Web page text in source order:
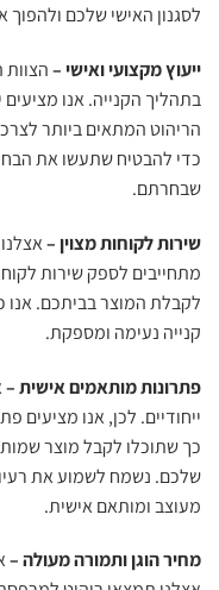
לסגנון האישי שלכם
ייעוץ מקצועי ואישי –
בתהליך הקנייה. אנו מציעים
הריהוט המתאים ביותר
כדי להבטיח שתעשו את
שבחרתם.
שירות לקוחות מצוין –
מתחייבים לספק שירות
לקבלת המוצר בביתכם. אנו
קנייה נעימה ומספקת.
פתרונות מותאמים אישית –
ייחודיים. לכן, אנו
כך שתוכלו לקבל מוצר
שלכם. נשמח לשמוע את
מעוצב ומותאם אישית.
מחיר הוגן ותמורה מעולה –